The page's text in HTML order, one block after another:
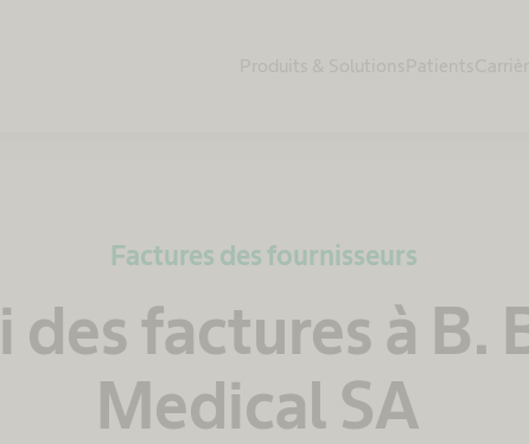
Factures des fournisseurs
des factures à B.
Medical SA